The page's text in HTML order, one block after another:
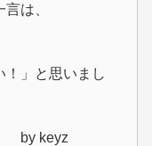
は、
！」と思いまし
by keyz